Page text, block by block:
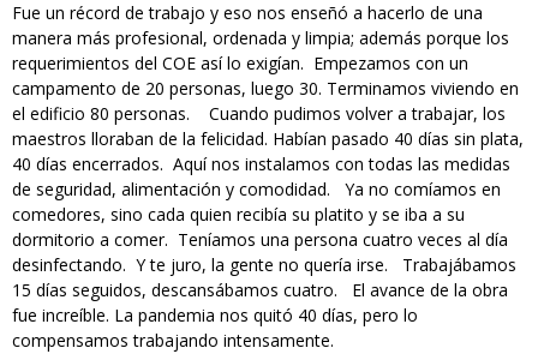
Fue un récord de trabajo y eso nos enseñó a hacerlo de una
manera más profesional, ordenada y limpia; además porque los
requerimientos del COE así lo exigían. Empezamos con un
campamento de 20 personas, luego 30. Terminamos viviendo en
el edificio 80 personas. Cuando pudimos volver a trabajar, los
maestros lloraban de la felicidad. Habían pasado 40 días sin plata,
40 días encerrados. Aquí nos instalamos con todas las medidas
de seguridad, alimentación y comodidad. Ya no comíamos en
comedores, sino cada quien recibía su platito y se iba a su
dormitorio a comer. Teníamos una persona cuatro veces al día
desinfectando. Y te juro, la gente no quería irse. Trabajábamos
15 días seguidos, descansábamos cuatro. El avance de la obra
fue increíble. La pandemia nos quitó 40 días, pero lo
compensamos trabajando intensamente.